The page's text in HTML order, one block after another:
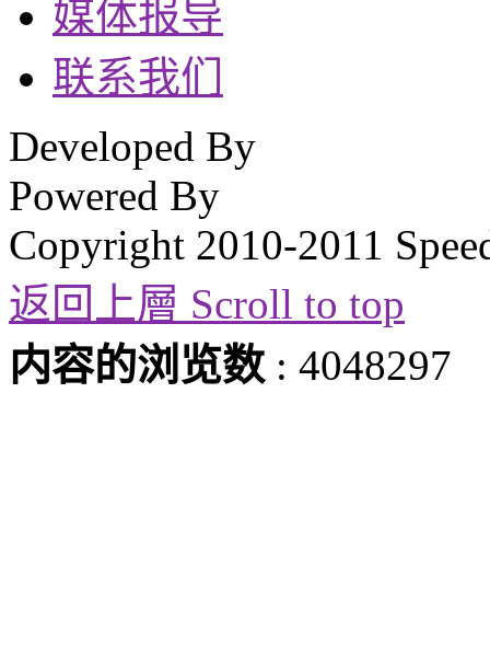
媒体报导
联系我们
Developed By
Powered By
Copyright 2010-2011
返回上層 Scroll to top
内容的浏览数 : 4048297